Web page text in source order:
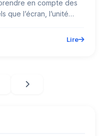
en compte des
que l’écran, l’unité
Lire